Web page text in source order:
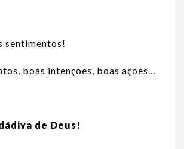
sentimentos!
boas intenções, boas ações…
de Deus!